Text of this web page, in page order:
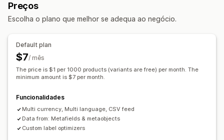
Sincronização de variantes
Sincronização de produtos
Atualização da loja
Seleção de produtos
Feeds para direcionamentos específicos
Assistência ao inventário
Otimização de feeds Vários formatos
Sincronização de produtos
Moeda local Carregamento em lote
Preços
Escolha o plano que melhor se adequa ao negócio.
Default plan
$7/ mês
The price is $1 per 1000 products (variants are free) per month. The
minimum amount is $7 per month.
Funcionalidades
Multi currency, Multi language, CSV feed
Data from: Metafields & metaobjects
Custom label optimizers